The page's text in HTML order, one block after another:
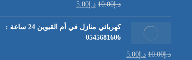
د.إ10.00 د.إ 5.00
كهربائي منازل في أم القيوين 24 ساعة :
0545681606
د.إ10.00 د.إ 5.00